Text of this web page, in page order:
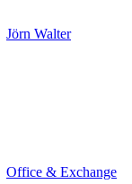
Jörn Walter
Office & Exchange